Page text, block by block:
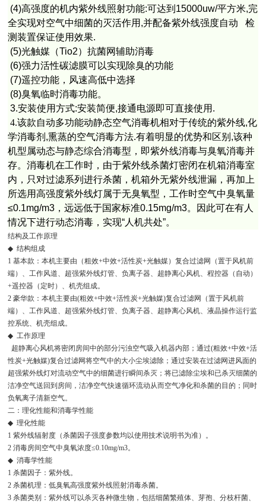
(4)高强度的机内紫外线照射功能:可达到 15000uw/平方米,完
全实现对空气中细菌的灭活作用 ,并配备紫外线强度自动
检
测装置保证使用效果.
(5)光触媒（Tio2）抗菌网辅助消毒
(6)强力活性碳滤膜可以实现除臭的功能
(7)遥控功能，风速高低中选择
(8)臭氧临时消毒功能。
3.安装使用方式:安装简便,接通电源即可直接使用 .
4.该款自动多功能动静态空气消毒机相对于传统的紫外线,化
学消毒剂 ,熏蒸的空气消毒方法.有着明显的优势和区别 ,该种
机型属动态与静态综合消毒型，即紫外线消毒与臭氧消毒并
存。消毒机在工作时，由于紫外线杀菌灯密闭在机箱消毒室
内，只对过滤系列进行杀菌，机箱外无紫外线泄漏，再加上
所选用高强度紫外线灯属于无臭氧型，工作时空气中臭氧量
≤0.1mg/m3 ，远远低于国家标准0.15mg/m3。因此可在有人
情况下进行动态消毒，实现“人机共处”。
结构及工作原理
◆ 结构组成
1基本款：本机主要由（粗效+中效+活性炭+光触媒）复合过滤网（置于风机前
端）、工作风道、超强紫外线灯管、负离子器、超静离心风机、程控器（自动）
+遥控器（定时）、机壳组成。
2豪华款：本机主要由(粗效+中效+活性炭+光触媒)复合过滤网（置于风机前
端）、工作风道、超强紫外线灯管、负离子器、超静离心风机、液晶操作运行监
控系统、机壳组成。
◆ 工作原理
超静离心风机将密闭房间中的部分污浊空气吸入机器内部；通过(粗效+中效+活
性炭+光触媒)复合过滤网将空气中的大小尘埃滤除；通过安装在过滤网进风面的
超强紫外线灯对流动空气中的细菌进行瞬间杀灭；将已滤除尘埃和已杀灭细菌的
洁净空气送回到房间，洁净空气快速循环流动从而空气净化和杀菌的目的；同时
负氧离子清新空气。
二：理化性能和消毒学性能
◆ 理化性能
1紫外线辐射度（杀菌因子强度参数均以使用技术说明书为准）。
2消毒房间空气中臭氧浓度≤0.10mg/m3。
◆ 消毒学性能
1杀菌因子：紫外线。
2杀菌机理：低臭氧高强度紫外线照射消毒杀菌。
3杀菌类别：紫外线可以杀灭各种微生物，包括细菌繁殖体、芽孢、分枝杆菌、